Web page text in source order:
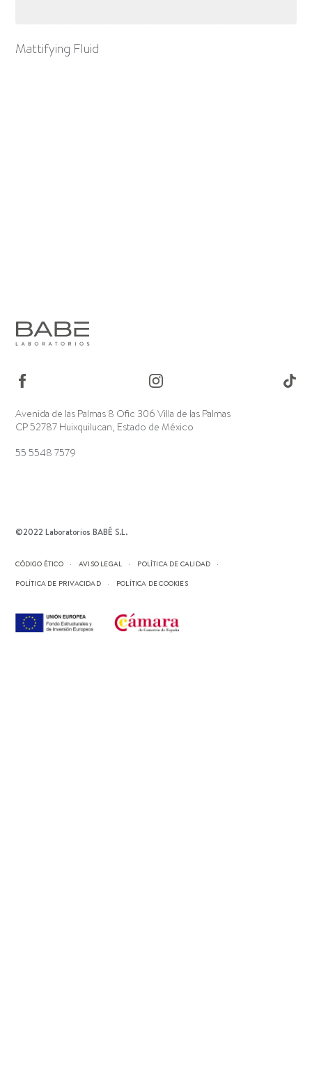
Mattifying Fluid
Avenida de las Palmas 8 Ofic 306 Villa de las Palmas
CP 52787 Huixquilucan, Estado de México
55 5548 7579
©2022 Laboratorios BABÉ S.L.
CÓDIGO ÉTICO AVISO LEGAL
POLÍTICA DE CALIDAD
POLÍTICA DE PRIVACIDAD
POLÍTICA DE COOKIES